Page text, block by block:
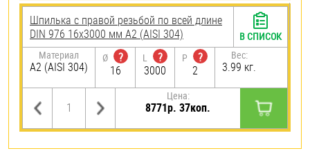
Шпилька с правой резьбой по всей длине
DIN 976 16х3000 мм А2 (AISI 304)
Материал
А2 (AISI 304)
Ø
?
16
L
?
3000
P
?
2
Вес:
3.99 кг.
Цена:
8771р. 37коп.
В СПИСОК